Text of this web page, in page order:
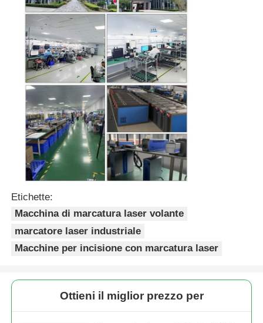
Etichette:
Macchina di marcatura laser volante
marcatore laser industriale
Macchine per incisione con marcatura laser
Ottieni il miglior prezzo per